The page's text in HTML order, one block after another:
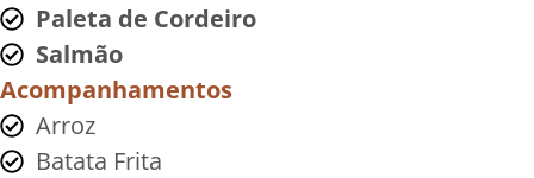
Paleta de Cordeiro
Salmão
Acompanhamentos
Arroz
Batata Frita